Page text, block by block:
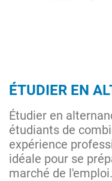
ÉTUDIER EN
Étudier en
étudiants de
expérience
idéale pour se
marché de l'emploi.